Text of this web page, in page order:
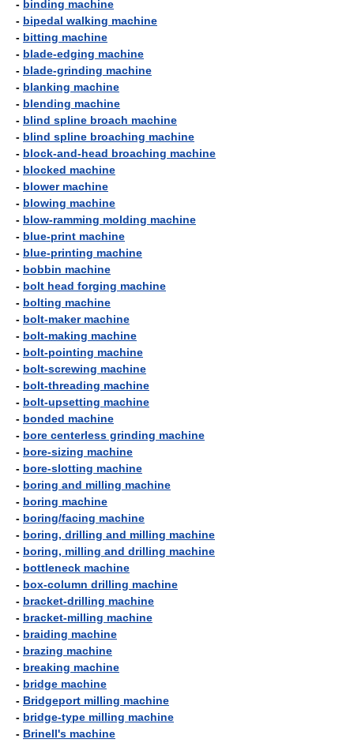
- binding machine
- bipedal walking machine
- bitting machine
- blade-edging machine
- blade-grinding machine
- blanking machine
- blending machine
- blind spline broach machine
- blind spline broaching machine
- block-and-head broaching machine
- blocked machine
- blower machine
- blowing machine
- blow-ramming molding machine
- blue-print machine
- blue-printing machine
- bobbin machine
- bolt head forging machine
- bolting machine
- bolt-maker machine
- bolt-making machine
- bolt-pointing machine
- bolt-screwing machine
- bolt-threading machine
- bolt-upsetting machine
- bonded machine
- bore centerless grinding machine
- bore-sizing machine
- bore-slotting machine
- boring and milling machine
- boring machine
- boring/facing machine
- boring, drilling and milling machine
- boring, milling and drilling machine
- bottleneck machine
- box-column drilling machine
- bracket-drilling machine
- bracket-milling machine
- braiding machine
- brazing machine
- breaking machine
- bridge machine
- Bridgeport milling machine
- bridge-type milling machine
- Brinell's machine